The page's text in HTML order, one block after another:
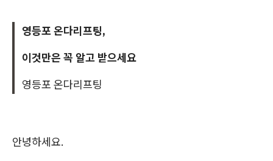
영등포 온다리프팅,
이것만은 꼭 알고 받으세요
영등포 온다리프팅
안녕하세요.